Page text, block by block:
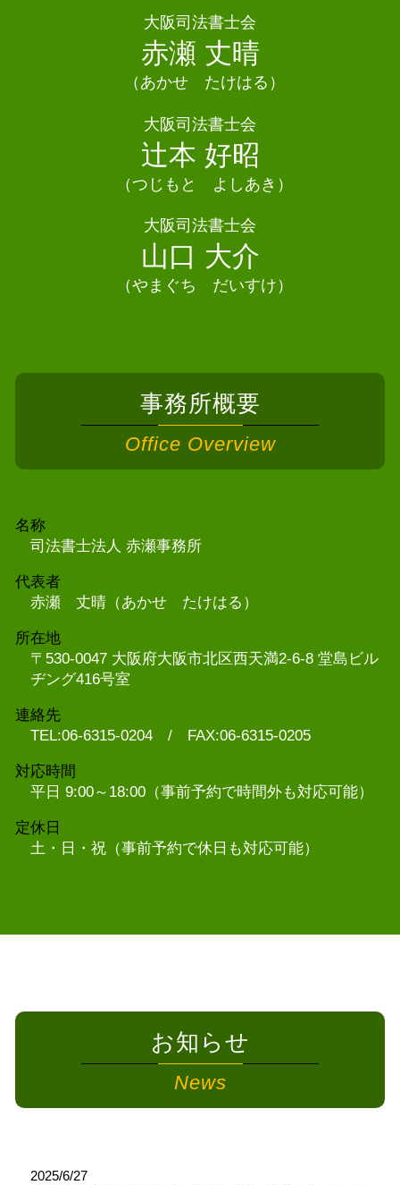
任意整理 クレジットカード
自己破産 クレジットカード
債務整理 よくある質問
債務整理 クレジットカード
遺産分割協議 いつまで
遺産分割協議 効力
法定相続人とは
相続 手続き 代行
相続放棄 手続き
債務整理 司法書士 岸和田市
相続 司法書士 泉南市
相続 司法書士 河南町
債務整理 司法書士 摂津市
相続 司法書士泉佐野市
相続 司法書士 河内長野市
相続 司法書士 富田林市
相続 司法書士 東大阪市
債務整理 司法書士 泉南市
大阪司法書士会
赤瀬 丈晴
（あかせ たけはる）
大阪司法書士会
辻本 好昭
（つじもと よしあき）
大阪司法書士会
山口 大介
（やまぐち だいすけ）
事務所概要
Office Overview
名称
司法書士法人 赤瀬事務所
代表者
赤瀬 丈晴（あかせ たけはる）
所在地
〒530-0047 大阪府大阪市北区西天満2-6-8 堂島ビル
ヂング416号室
連絡先
TEL:06-6315-0204 / FAX:06-6315-0205
対応時間
平日 9:00～18:00（事前予約で時間外も対応可能）
定休日
土・日・祝（事前予約で休日も対応可能）
お知らせ
News
2025/6/27